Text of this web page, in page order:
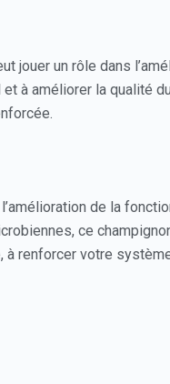
un rôle dans
à améliorer la qualité
de la
ce
renforcer votre